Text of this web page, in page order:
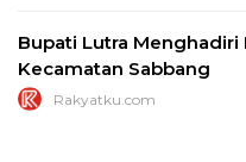
Bupati Lutra Menghadiri
Kecamatan Sabbang
Rakyatku.com